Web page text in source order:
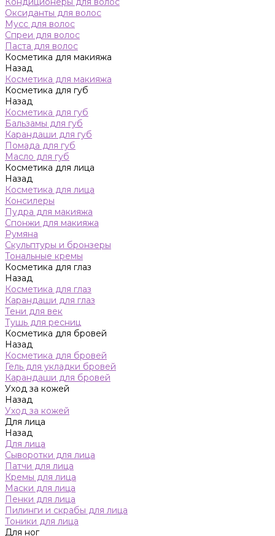
Оксиданты для волос
Мусс для волос
Спреи для волос
Паста для волос
Косметика для макияжа
Назад
Косметика для макияжа
Косметика для губ
Назад
Косметика для губ
Бальзамы для губ
Карандаши для губ
Помада для губ
Масло для губ
Косметика для лица
Назад
Косметика для лица
Консилеры
Пудра для макияжа
Спонжи для макияжа
Румяна
Скульптуры и бронзеры
Тональные кремы
Косметика для глаз
Назад
Косметика для глаз
Карандаши для глаз
Тени для век
Тушь для ресниц
Косметика для бровей
Назад
Косметика для бровей
Гель для укладки бровей
Карандаши для бровей
Уход за кожей
Назад
Уход за кожей
Для лица
Назад
Для лица
Сыворотки для лица
Патчи для лица
Кремы для лица
Маски для лица
Пенки для лица
Пилинги и скрабы для лица
Тоники для лица
Для ног